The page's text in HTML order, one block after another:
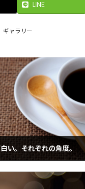
LINE
ギャラリー
い。それぞれの角度。